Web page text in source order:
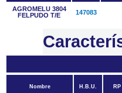
AGROMELU 3804
FELPUDO T/E
147083
Nombre H.B.U. RP